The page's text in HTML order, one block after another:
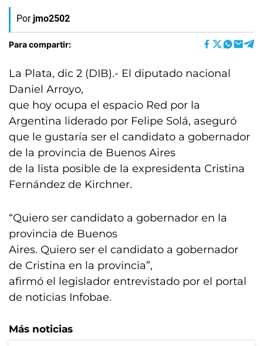
Por jmo2502
Para compartir:
La Plata, dic 2 (DIB).- El diputado nacional
Daniel Arroyo,
que hoy ocupa el espacio Red por la
Argentina liderado por Felipe Solá, aseguró
que le gustaría ser el candidato a gobernador
de la provincia de Buenos Aires
de la lista posible de la expresidenta Cristina
Fernández de Kirchner.
“Quiero ser candidato a gobernador en la
provincia de Buenos
Aires. Quiero ser el candidato a gobernador
de Cristina en la provincia”,
afirmó el legislador entrevistado por el portal
de noticias Infobae.
Más noticias